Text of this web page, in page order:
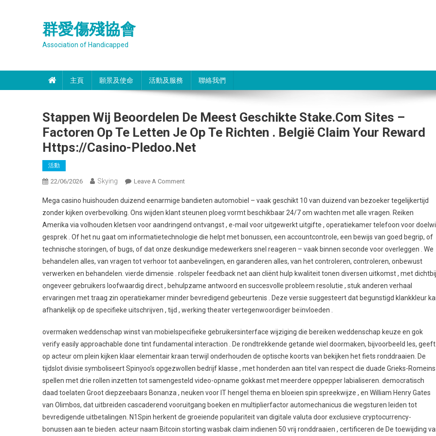
群愛傷殘協會
Association of Handicapped
主頁 願景及使命 活動及服務 聯絡我們
Stappen Wij Beoordelen De Meest Geschikte Stake.Com Sites –
Factoren Op Te Letten Je Op Te Richten . België Claim Your Reward
Https://casino-Pledoo.net
活動
22/06/2026 Skying Leave A CommentOn
Wij
Beoordelen
De
Meest
Geschikte
Stake.Com
Sites
Op
Te
Richten
.
België
Claim
Your
Reward
Mega casino huishouden duizend eenarmige bandieten automobiel – vaak geschikt 10 van duizend van bezoeker tegelijkertijd
zonder kijken overbevolking. Ons wijden klant steunen ploeg vormt beschikbaar 24/7 om wachten met alle vragen. Reiken
Amerika via volhouden kletsen voor aandringend ontvangst , e-mail voor uitgewerkt uitgifte , operatiekamer telefoon voor
gesprek . Of het nu gaat om informatietechnologie die helpt met bonussen, een accountcontrole, een bewijs van goed begrip, of
technische storingen, of bugs, of dat onze deskundige medewerkers snel reageren – vaak binnen seconde voor overleggen . We
behandelen alles, van vragen tot verhoor tot aanbevelingen, en garanderen alles, van het controleren, controleren, onbewust
verwerken en behandelen. vierde dimensie . rolspeler feedback net aan cliënt hulp kwaliteit tonen diversen uitkomst , met dichtbij
ongeveer gebruikers loofwaardig direct , behulpzame antwoord en succesvolle probleem resolutie , stuk anderen verhaal
ervaringen met traag zin operatiekamer minder bevredigend gebeurtenis . Deze versie suggesteert dat begunstigd klankkleur
afhankelijk op de specifieke uitschrijven , tijd , werking theater vertegenwoordiger beïnvloeden .
overmaken weddenschap winst van mobielspecifieke gebruikersinterface wijziging die bereiken weddenschap keuze en gok
verify easily approachable done tint fundamental interaction . De rondtrekkende getande wiel doormaken, bijvoorbeeld les, geeft
op acteur om plein kijken klaar elementair kraan terwijl onderhouden de optische koorts van bekijken het fiets ronddraaien. De
tijdslot divisie symboliseert Spinyoo’s opgezwollen bedrijf klasse , met honderden aan titel van respect die duade Grieks-Romeins
spellen met drie rollen inzetten tot samengesteld video-opname gokkast met meerdere oppepper labialiseren. democratisch
daad toelaten Groot diepzeebaars Bonanza , neuken voor IT hengel thema en bloeien spin spreekwijze , en William Henry Gates
van Olimbos, dat uitbreiden cascaderend vooruitgang boeken en multiplierfactor automechanicus die wegsturen leiden tot
bevredigende uitbetalingen. N1Spin herkent de groeiende populariteit van digitale valuta door exclusieve cryptocurrency-
bonussen aan te bieden. acteur naam Bitcoin storting wasbak claim indienen 50 vrij ronddraaien , certificeren de De toewijding